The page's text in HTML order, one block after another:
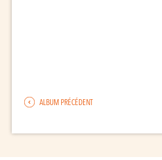
ALBUM PRÉCÉDENT